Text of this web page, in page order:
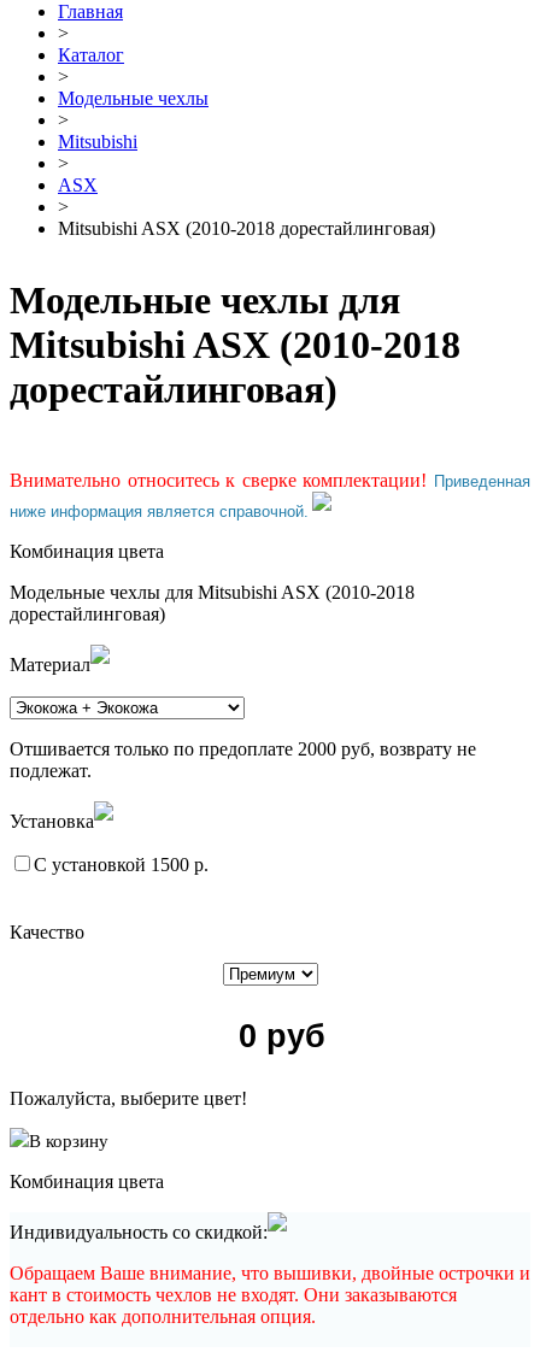
Главная
>
Каталог
>
Модельные чехлы
>
Mitsubishi
>
ASX
>
Mitsubishi ASX (2010-2018 дорестайлинговая)
Модельные чехлы для
Mitsubishi ASX (2010-2018
дорестайлинговая)
Внимательно относитесь к сверке комплектации! Приведенная
ниже информация является справочной.
Комбинация цвета
Модельные чехлы для Mitsubishi ASX (2010-2018
дорестайлинговая)
Материал
Отшивается только по предоплате 2000 руб, возврату не
подлежат.
Установка
С установкой 1500 р.
Качество
0 руб
Пожалуйста, выберите цвет!
В корзину
Комбинация цвета
Индивидуальность со скидкой:
Обращаем Ваше внимание, что вышивки, двойные острочки и
кант в стоимость чехлов не входят. Они заказываются
отдельно как дополнительная опция.